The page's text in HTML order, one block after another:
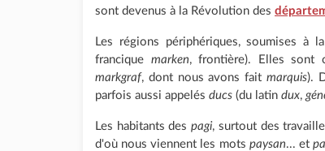
sont devenus à la Révolution des
Les régions périphériques, soumises à
francique marken, frontière). Elles sont
markgraf, dont nous avons fait marquis).
parfois aussi appelés ducs (du latin dux,
Les habitants despagi, surtout des
d'où nous viennent les mots paysan... et